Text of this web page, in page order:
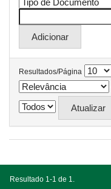
Resultados/Página
Resultado 1-1 de 1.